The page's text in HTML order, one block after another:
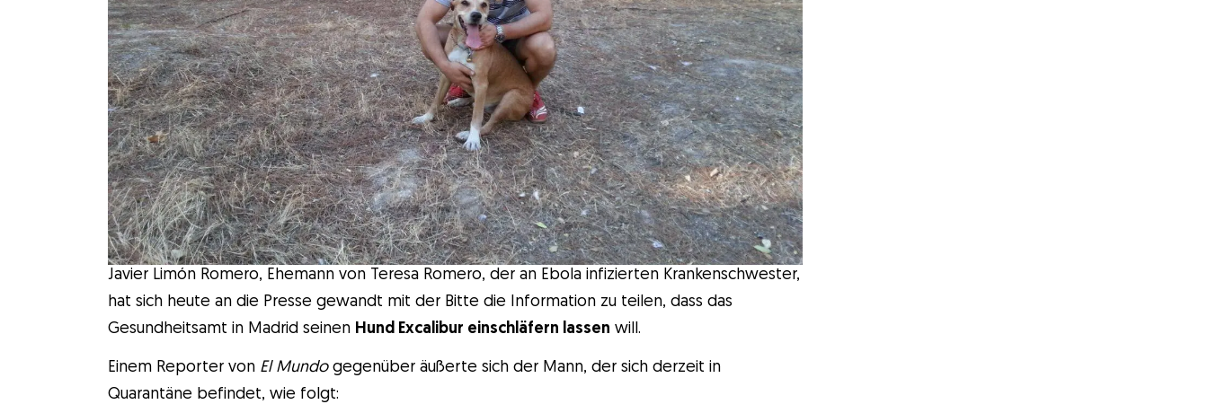
Javier Limón Romero, Ehemann von Teresa Romero, der an Ebola infizierten Krankenschwester,
hat sich heute an die Presse gewandt mit der Bitte die Information zu teilen, dass das
Gesundheitsamt in Madrid seinen Hund Excalibur einschläfern lassen will.
Einem Reporter von El Mundogegenüber äußerte sich der Mann, der sich derzeit in
Quarantäne befindet, wie folgt: